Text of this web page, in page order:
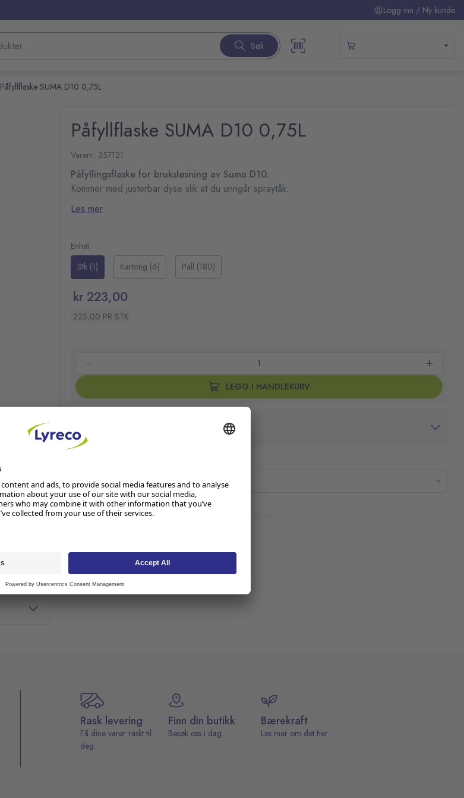
Logg inn / Ny kunde
Søk
Påfyllflaske SUMA D10 0,75L
Påfyllflaske SUMA D10 0,75L
Varenr: 357121
Påfyllingsflaske for bruksløsning av Suma D10.
Kommer med justerbar dyse slik at du unngår spraytåk.
D10
Volum
750 ml
Les mer
Enhet
Stk (1)
Kartong (6) Pall (180)
kr 223,00
223,00 PR STK
LEGG I HANDLEKURV
Lager i butikk
Rask levering
Få dine varer raskt til
deg.
Finn din butikk
Besøk oss i dag.
Bærekraft
Les mer om det her